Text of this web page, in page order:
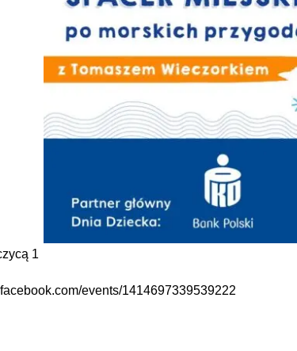
1
events/1414697339539222